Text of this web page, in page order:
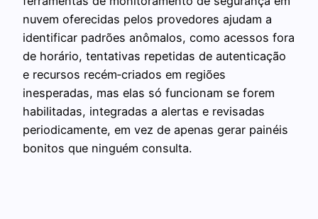
nuvem oferecidas pelos provedores ajudam a
identificar padrões anômalos, como acessos fora
de horário, tentativas repetidas de autenticação
e recursos recém‑criados em regiões
inesperadas, mas elas só funcionam se forem
habilitadas, integradas a alertas e revisadas
periodicamente, em vez de apenas gerar painéis
bonitos que ninguém consulta.